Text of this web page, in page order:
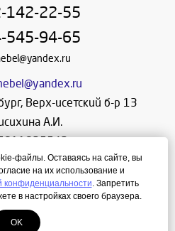
142-22-55
545-94-65
, Верх-исетский б-р 13
А.И.
с 10-30 до 19-30
файлы. Оставаясь на сайте, вы
на их использование и
конфиденциальности. Запретить
в настройках своего браузера.
OK